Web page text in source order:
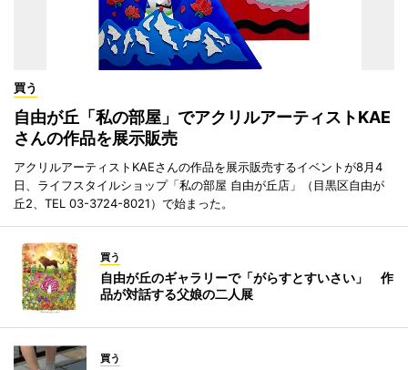
買う
自由が丘「私の部屋」でアクリルアーティストKAE
さんの作品を展示販売
アクリルアーティストKAEさんの作品を展示販売するイベントが8月4
日、ライフスタイルショップ「私の部屋 自由が丘店」（目黒区自由が
丘2、TEL 03-3724-8021）で始まった。
買う
自由が丘のギャラリーで「がらすとすいさい」 作
品が対話する父娘の二人展
買う